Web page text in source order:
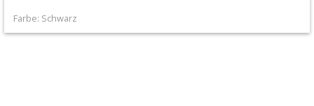
Kühlung
Protection
Farbe: Schwarz